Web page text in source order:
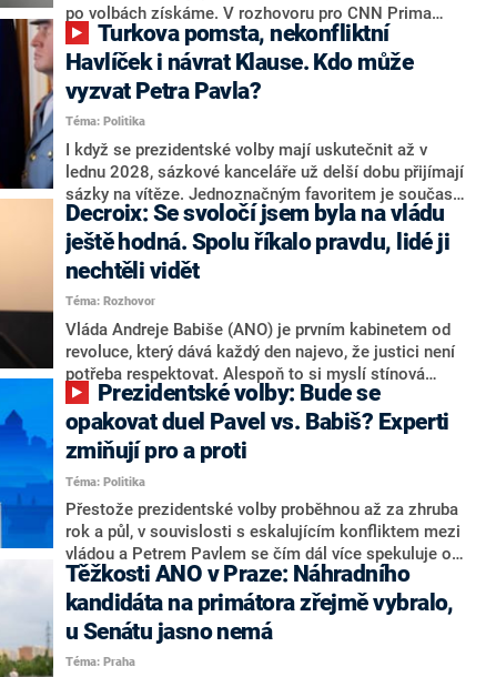
svoje témata,“ odpověděl Grolich na dotaz CNN Prima
NEWS.
po volbách získáme. V rozhovoru pro CNN Prima
NEWS to řekl zakladatel hnutí a jihočeský hejtman
Martin Kuba. Konkrétní nebyl, ale získat by takto mohl
například senátora Zdeňka Hrabu, který je dnes
součástí klubu ODS a TOP 09. Hraba to na dotaz
redakce nevyloučil. Předseda klubu senátorů ODS
Zdeněk Nytra redakci řekl, že počítá s odchodem
některých senátorů z klubu a že Naše Česko není
nepřítel, ale soupeř.
Havlíček i návrat Klause. Kdo může
vyzvat Petra Pavla?
Téma: Politika
I když se prezidentské volby mají uskutečnit až v
lednu 2028, sázkové kanceláře už delší dobu přijímají
sázky na vítěze. Jednoznačným favoritem je současná
hlava státu Petr Pavel. Daleko za ním pak bookmakeři
zmiňují dva výrazné politiky ANO, tedy premiéra
Andreje Babiše a ministra průmyslu Karla Havlíčka.
Oblíbeným tipem samotných sázkařů je poslanec za
Motoristy Filip Turek. Politolog Jan Kubáček nicméně
o případné kandidatuře kohokoliv ze zmíněné trojice
značně pochybuje. Podle něj současná koalice dosud
nemá osobu, která by Pavlovi mohla konkurovat.
Decroix: Se svoločí jsem byla na vládu
ještě hodná. Spolu říkalo pravdu, lidé ji
nechtěli vidět
Téma: Rozhovor
Vláda Andreje Babiše (ANO) je prvním kabinetem od
revoluce, který dává každý den najevo, že justici není
potřeba respektovat. Alespoň to si myslí stínová
ministryně spravedlnosti ODS Eva Decroix. V
rozhovoru pro CNN Prima NEWS si nebrala servítky
ohledně politického výkonu svého nástupce Jeronýma
Tejce (za ANO) či vládní zmocněnkyně pro lidská
práva Taťány Malé (ANO). Označením „svoloč“ na
adresu vlády prý byla ještě hodná. Decroix se také
vrátila k volební porážce koalice Spolu či promluvila o
hnutí Naše Česko Martina Kuby.
opakovat duel Pavel vs. Babiš? Experti
zmiňují pro a proti
Téma: Politika
Přestože prezidentské volby proběhnou až za zhruba
rok a půl, v souvislosti s eskalujícím konfliktem mezi
vládou a Petrem Pavlem se čím dál více spekuluje o
tom, koho by do bitvy o Hrad mohla vyslat současná
koalice. Někteří političtí komentátoři znovu vytahují
jméno premiéra Andreje Babiše (ANO). Jak moc je
pravděpodobné, že se v prezidentských volbách 2028
bude znovu opakovat souboj z roku 2023?
Těžkosti ANO v Praze: Náhradního
kandidáta na primátora zřejmě vybralo,
u Senátu jasno nemá
Téma: Praha